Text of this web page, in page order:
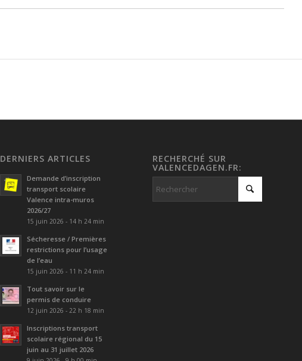
DERNIERS ARTICLES
Demande d’inscription
transport scolaire
Valence intra-muros
2026/27
15 juin 2026 - 14 h 24 min
Sécheresse / Premières
restrictions pour l’usage
de l’eau
15 juin 2026 - 11 h 24 min
Tout savoir sur le
permis de conduire
12 juin 2026 - 22 h 18 min
Inscriptions transport
scolaire régional du 15
juin au 31 juillet 2026
RECHERCHÉ SUR
VALENCEDAGEN.FR: